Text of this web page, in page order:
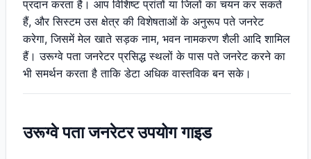
प्रदान करता है। आप विशिष्ट प्रांतों या जिलों का चयन कर सकते
हैं, और सिस्टम उस क्षेत्र की विशेषताओं के अनुरूप पते जनरेट
करेगा, जिसमें मेल खाते सड़क नाम, भवन नामकरण शैली आदि शामिल
हैं। उरूग्वे पता जनरेटर प्रसिद्ध स्थलों के पास पते जनरेट करने का
भी समर्थन करता है ताकि डेटा अधिक वास्तविक बन सके।
उरूग्वे पता जनरेटर उपयोग गाइड